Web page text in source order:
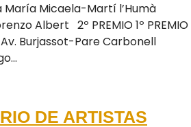
María Micaela-Martí l’Humà
Albert 2º PREMIO 1º PREMIO
Burjassot-Pare Carbonell
DE ARTISTAS